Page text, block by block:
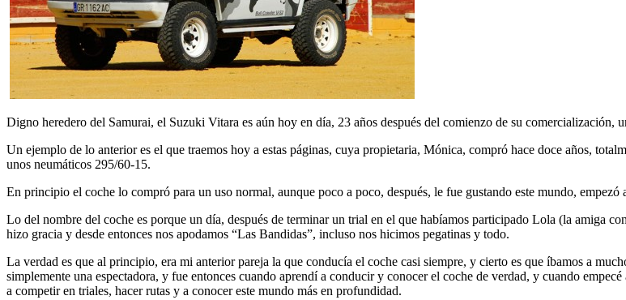
Digno heredero del Samurai, el Suzuki Vitara es aún hoy en día, 23 años después del comienzo de su comercialización,
Un ejemplo de lo anterior es el que traemos hoy a estas páginas, cuya propietaria, Mónica, compró hace doce años,
unos neumáticos 295/60-15.
En principio el coche lo compró para un uso normal, aunque poco a poco, después, le fue gustando este mundo,
Lo del nombre del coche es porque un día, después de terminar un trial en el que habíamos participado Lola (la amiga
hizo gracia y desde entonces nos apodamos “Las Bandidas”, incluso nos hicimos pegatinas y todo.
La verdad es que al principio, era mi anterior pareja la que conducía el coche casi siempre, y cierto es que íbamos a
simplemente una espectadora, y fue entonces cuando aprendí a conducir y conocer el coche de verdad, y cuando
a competir en triales, hacer rutas y a conocer este mundo más en profundidad.